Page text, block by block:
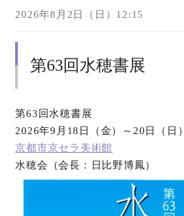
2026年8月2日（日）12:15
第63回水穂書展
第63回水穂書展
2026年9月18日（金）～20日（日）
京都市京セラ美術館
水穂会（会長：日比野博鳳）